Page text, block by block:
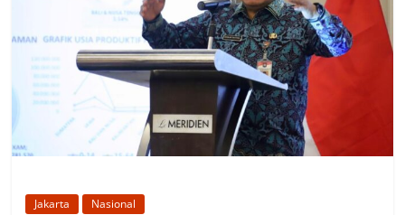
Jakarta Nasional